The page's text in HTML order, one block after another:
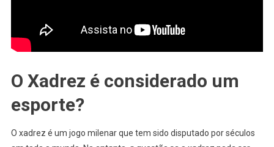
O Xadrez é considerado um
esporte?
O xadrez é um jogo milenar que tem sido disputado por séculos